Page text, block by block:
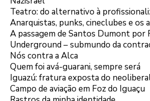
Teatro: do alternativo à
Anarquistas, punks, cineclubes e os
A passagem de Santos Dumont por
Underground – submundo da
Nós contra a Alca
Quem foi avá-guarani, sempre será
Iguazú: fratura exposta do
Campo de aviação em Foz do Iguaçu